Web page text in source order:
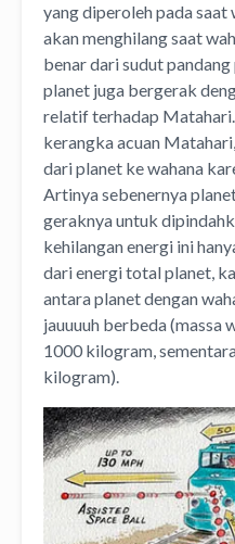
yang diperoleh pada saat
akan menghilang saat
benar dari sudut
planet juga bergerak
relatif terhadap
kerangka acuan
dari planet ke wahana
Artinya sebenernya
geraknya untuk
kehilangan energi ini
dari energi total planet,
antara planet dengan
jauuuuh berbeda (massa
1000 kilogram,
kilogram).